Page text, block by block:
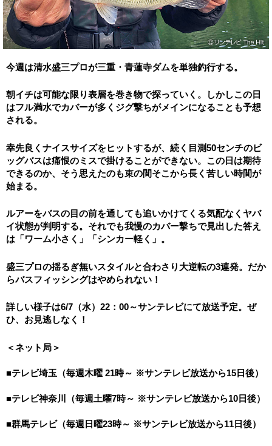
今週は清水盛三プロが三重・青蓮寺ダムを単独釣行する。
朝イチは可能な限り表層を巻き物で探っていく。しかしこの日
はフル満水でカバーが多くジグ撃ちがメインになることも予想
される。
幸先良くナイスサイズをヒットするが、続く目測50センチのビ
ッグバスは痛恨のミスで掛けることができない。この日は期待
できるのか、そう思えたのも束の間そこから長く苦しい時間が
始まる。
ルアーをバスの目の前を通しても追いかけてくる気配なくヤバ
イ状態が判明する。それでも我慢のカバー撃ちで見出した答え
は「ワーム小さく」「シンカー軽く」。
盛三プロの揺るぎ無いスタイルと合わさり大逆転の3連発。だか
らバスフィッシングはやめられない！
詳しい様子は6/7（水）22：00～サンテレビにて放送予定。ぜ
ひ、お見逃しなく！
＜ネット局＞
■テレビ埼玉（毎週木曜 21時～ ※サンテレビ放送から15日後）
■テレビ神奈川（毎週土曜7時～ ※サンテレビ放送から10日後）
■群馬テレビ（毎週日曜23時～ ※サンテレビ放送から11日後）